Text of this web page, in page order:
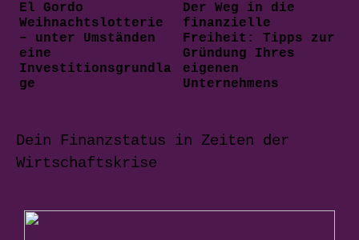
El Gordo
Weihnachtslotterie
– unter Umständen
eine
Investitionsgrundla
ge
Der Weg in die
finanzielle
Freiheit: Tipps zur
Gründung Ihres
eigenen
Unternehmens
Dein Finanzstatus in Zeiten der
Wirtschaftskrise